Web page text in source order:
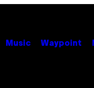
Music Waypoint